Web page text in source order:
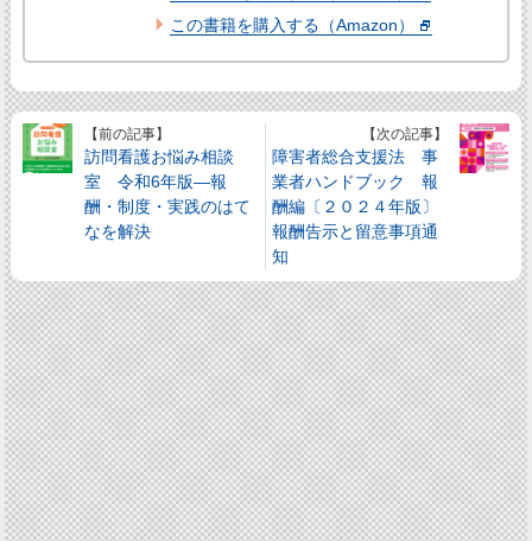
この書籍を購入する（Amazon）
【前の記事】
訪問看護お悩み相談
室 令和6年版―報
酬・制度・実践のはて
なを解決
【次の記事】
障害者総合支援法 事
業者ハンドブック 報
酬編〔２０２４年版〕
報酬告示と留意事項通
知